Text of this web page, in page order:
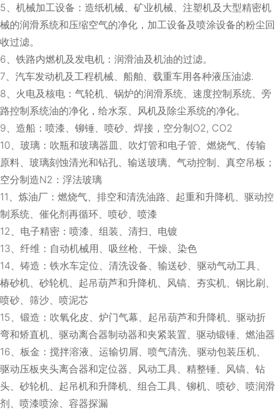
5、机械加工设备：造纸机械、矿业机械、注塑机及大型精密机
械的润滑系统和压缩空气的净化，加工设备及喷涂设备的粉尘回
收过滤。
6、铁路内燃机及发电机：润滑油及机油的过滤。
7、汽车发动机及工程机械、船舶、载重车用各种液压油滤.
8、火电及核电：气轮机、锅炉的润滑系统、速度控制系统、旁
路控制系统油的净化，给水泵、风机及除尘系统的净化。
9、造船：喷漆、铆锤、喷砂、焊接，空分制O2, CO2
10、玻璃：吹瓶和玻璃器皿、吹灯管和电子管、燃烧气、传输
原料、玻璃刻蚀清光和钻孔、输送玻璃、气动控制、真空吊板；
空分制造N2：浮法玻璃
11、炼油厂：燃烧气、排空和清洗油路、起重和升降机、驱动控
制系统、催化剂再循环、喷砂、喷漆
12、电子精密：喷漆、组装、清扫、电镀
13、纤维：自动机械用、吸丝枪、干燥、染色
14、铸造：铁水车定位、清洗设备、输送砂、驱动气动工具、
椿砂机、砂轮机、起吊葫芦和升降机、风镐、夯实机、钢比刷、
喷砂、筛沙、喷泥芯
15、锻造：吹氧化皮、炉门气幕、起吊葫芦和升降机、驱动折
弯和矫直机、驱动离合器制动器和夹紧装置、驱动锻锤、燃油器
16、板金：搅拌溶液、运输切屑、喷气清洗、驱动包装压机、
驱动压板夹头离合器和定位器、风动工具、精整锤、风镐、钻
头、砂轮机、起吊机和升降机、组合工具、铆机、喷砂、喷润滑
剂、喷漆喷涂、容器探漏